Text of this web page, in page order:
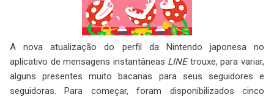
A nova atualização do perfil da Nintendo japonesa no
aplicativo de mensagens instantâneas LINEtrouxe, para variar,
alguns presentes muito bacanas para seus seguidores e
seguidoras. Para começar, foram disponibilizados cinco